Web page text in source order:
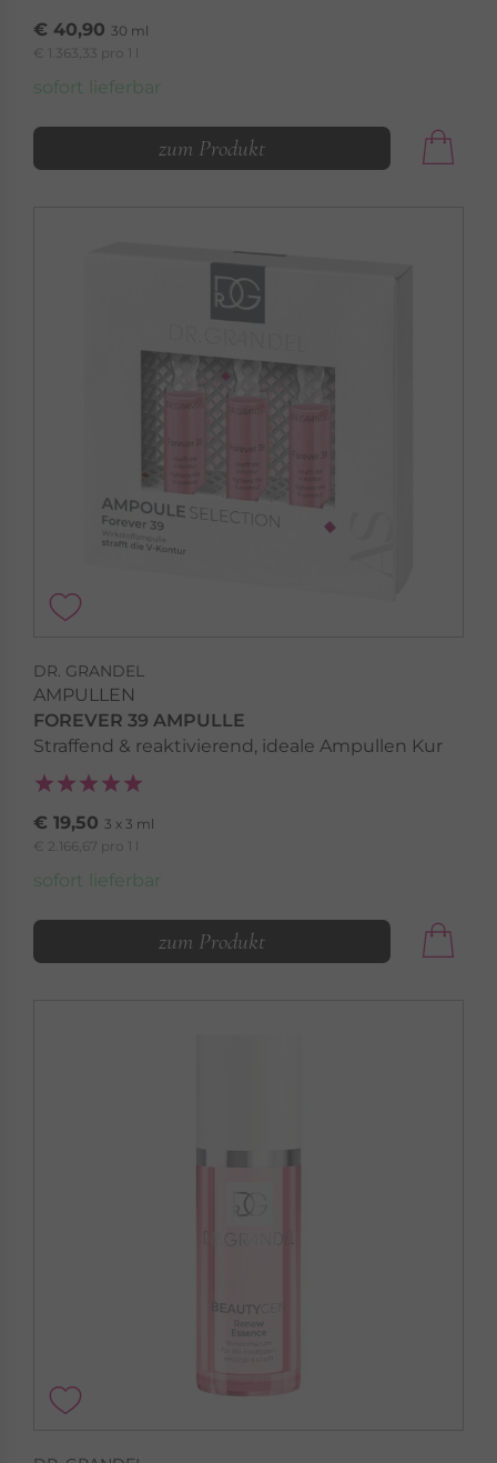
€ 40,90 30 ml
€ 1.363,33 pro 1 l
sofort lieferbar
zum Produkt
DR. GRANDEL
AMPULLEN
FOREVER 39 AMPULLE
Straffend & reaktivierend, ideale Ampullen Kur
€ 19,50 3 x 3 ml
€ 2.166,67 pro 1 l
sofort lieferbar
zum Produkt